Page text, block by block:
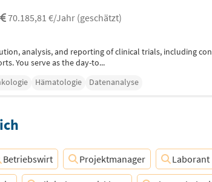
70.185,81 €/Jahr (geschätzt)
analysis, and reporting of clinical trials, including
You serve as the day-to...
Hämatologie Datenanalyse
Betriebswirt Projektmanager Laborant